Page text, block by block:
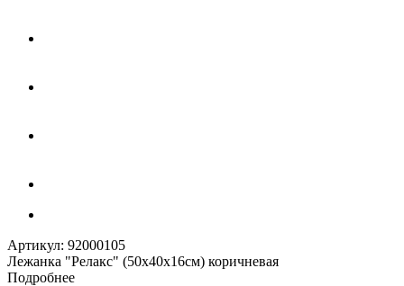
Артикул: 92000105
Лежанка "Релакс" (50х40х16см) коричневая
Подробнее